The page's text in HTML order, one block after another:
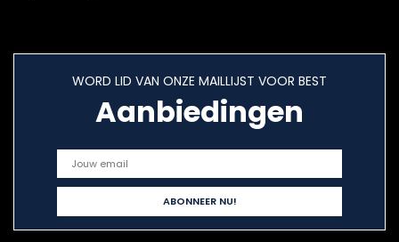
WORD LID VAN ONZE MAILLIJST VOOR BEST
Aanbiedingen